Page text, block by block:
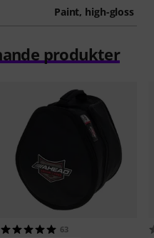
Paint, high-gloss
produkter
63